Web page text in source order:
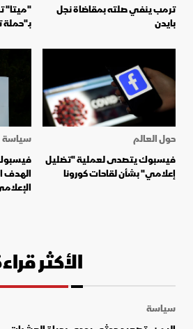
ترمب ينفي صلته بمقاضاة نجل
بايدن
"ميتا"
حول العالم
فيسبوك يتصدى لعملية "تضليل
إعلامي" بشأن لقاحات كورونا
سياسة
الهدف
الأكثر
سياسة